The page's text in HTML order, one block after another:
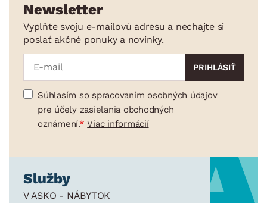
Newsletter
Vyplňte svoju e-mailovú adresu a nechajte si
poslať akčné ponuky a novinky.
Súhlasím so spracovaním osobných údajov
pre účely zasielania obchodných
oznámení.
Viac informácií
Služby
V ASKO - NÁBYTOK